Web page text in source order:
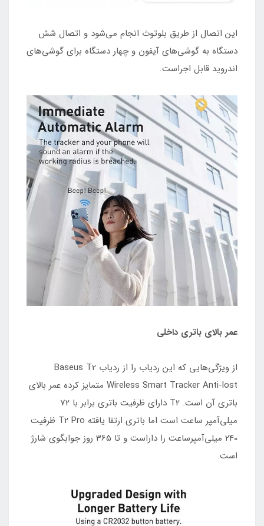
این اتصال از طریق بلوتوث انجام می‌شود و اتصال شش
دستگاه به گوشی‌های آیفون و چهار دستگاه برای گوشی‌های
اندروید قابل اجراست.
عمر بالای باتری داخلی
از ویژگی‌هایی که این ردیاب را از ردیاب Baseus T2
Wireless Smart Tracker Anti-lost متمایز کرده عمر بالای
باتری آن است. T2 دارای ظرفیت باتری برابر با 72
میلی‌آمپر ساعت است اما باتری ارتقا یافته T2 Pro ظرفیت
240 میلی‌آمپرساعت را داراست و تا 365 روز جوابگوی شارژ
است.